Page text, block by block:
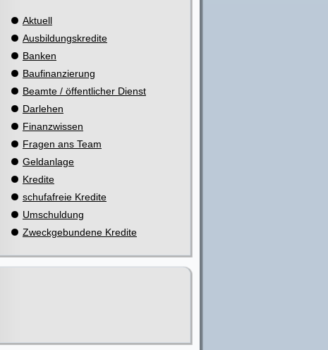
Aktuell
Ausbildungskredite
Banken
Baufinanzierung
Beamte / öffentlicher Dienst
Darlehen
Finanzwissen
Fragen ans Team
Geldanlage
Kredite
schufafreie Kredite
Umschuldung
Zweckgebundene Kredite